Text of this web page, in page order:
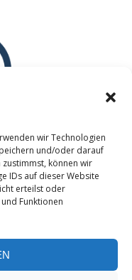
wir Technologien
und/oder darauf
können wir
IDs auf dieser Website
erteilst oder
Funktionen
answer all your
e-mail.
POLICY|COOKIE-